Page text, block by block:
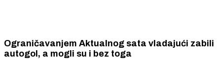
Ograničavanjem Aktualnog sata vladajući zabili
autogol, a mogli su i bez toga